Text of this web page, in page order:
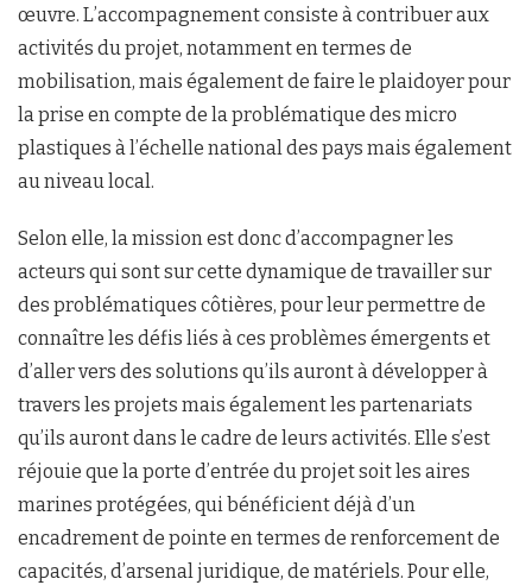
œuvre. L’accompagnement consiste à contribuer aux
activités du projet, notamment en termes de
mobilisation, mais également de faire le plaidoyer pour
la prise en compte de la problématique des micro
plastiques à l’échelle national des pays mais également
au niveau local.
Selon elle, la mission est donc d’accompagner les
acteurs qui sont sur cette dynamique de travailler sur
des problématiques côtières, pour leur permettre de
connaître les défis liés à ces problèmes émergents et
d’aller vers des solutions qu’ils auront à développer à
travers les projets mais également les partenariats
qu’ils auront dans le cadre de leurs activités. Elle s’est
réjouie que la porte d’entrée du projet soit les aires
marines protégées, qui bénéficient déjà d’un
encadrement de pointe en termes de renforcement de
capacités, d’arsenal juridique, de matériels. Pour elle,